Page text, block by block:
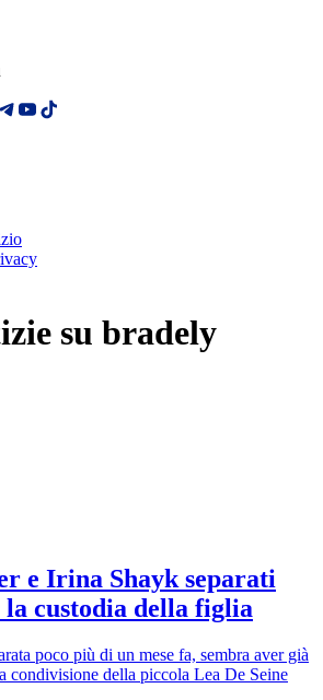
su bradely
e Irina Shayk separati
custodia della figlia
poco più di un mese fa, sembra aver già
condivisione della piccola Lea De Seine